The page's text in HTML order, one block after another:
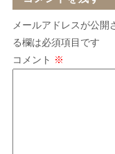
メールアドレスが公開
る欄は必須項目です
コメント ※